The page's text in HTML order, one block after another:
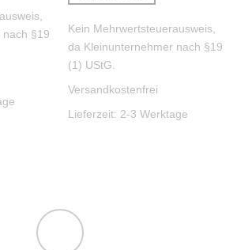
§19
Kein Mehrwertsteuerausweis,
da Kleinunternehmer nach §19
(1) UStG.
Versandkostenfrei
Lieferzeit: 2-3 Werktage